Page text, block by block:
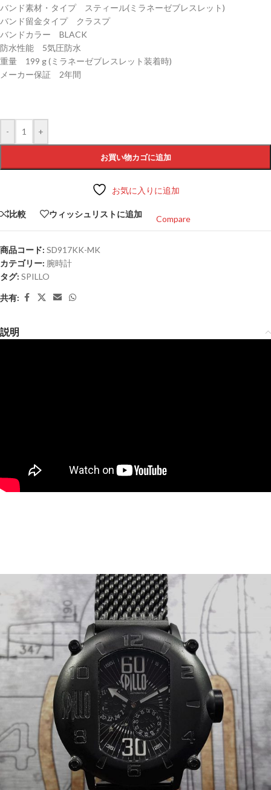
バンド素材・タイプ スティール(ミラネーゼブレスレット)
バンド留金タイプ クラスプ
バンドカラー BLACK
防水性能 5気圧防水
重量 199 g (ミラネーゼブレスレット装着時)
メーカー保証 2年間
- +
お買い物カゴに追加
お気に入りに追加
比較 ウィッシュリストに追加
Compare
商品コード: SD917KK-MK
カテゴリー: 腕時計
タグ: SPILLO
共有:
説明